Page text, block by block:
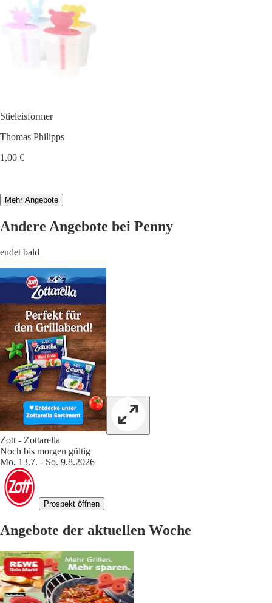
Stieleisformer
Thomas Philipps
1,00 €
Mehr Angebote
Andere Angebote bei Penny
endet bald
Zott - Zottarella
Noch bis morgen gültig
Mo. 13.7. - So. 9.8.2026
Prospekt öffnen
Angebote der aktuellen Woche